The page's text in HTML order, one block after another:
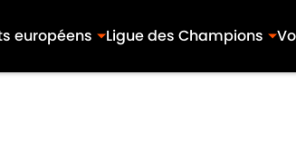
européens Ligue des Champions